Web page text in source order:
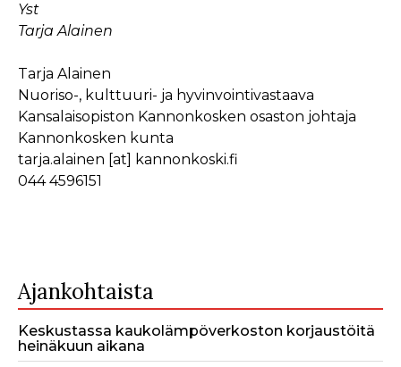
Yst
Tarja Alainen
Tarja Alainen
Nuoriso-, kulttuuri- ja hyvinvointivastaava
Kansalaisopiston Kannonkosken osaston johtaja
Kannonkosken kunta
tarja.alainen [at]
kannonkoski.fi
044 4596151
Ajankohtaista
Keskustassa kaukolämpöverkoston korjaustöitä
heinäkuun aikana